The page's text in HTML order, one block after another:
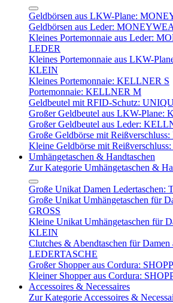
Geldbörsen aus LKW-Plane:
Geldbörsen aus Leder:
Kleines Portemonnaie aus Leder:
LEDER
Kleines Portemonnaie aus LKW-
KLEIN
Kleines Portemonnaie: KELLNER S
Portemonnaie: KELLNER M
Geldbeutel mit RFID-Schutz:
Großer Geldbeutel aus LKW-Plane:
Großer Geldbeutel aus Leder:
Große Geldbörse mit
Kleine Geldbörse mit
Umhängetaschen & Handtaschen
Zur Kategorie Umhängetaschen &
Große Unikat Damen Ledertaschen:
Große Unikat Umhängetaschen für
GROSS
Kleine Unikat Umhängetaschen für
KLEIN
Clutches & Abendtaschen für Damen
LEDERTASCHE
Großer Shopper aus Cordura:
Kleiner Shopper aus Cordura:
Accessoires & Necessaires
Zur Kategorie Accessoires &